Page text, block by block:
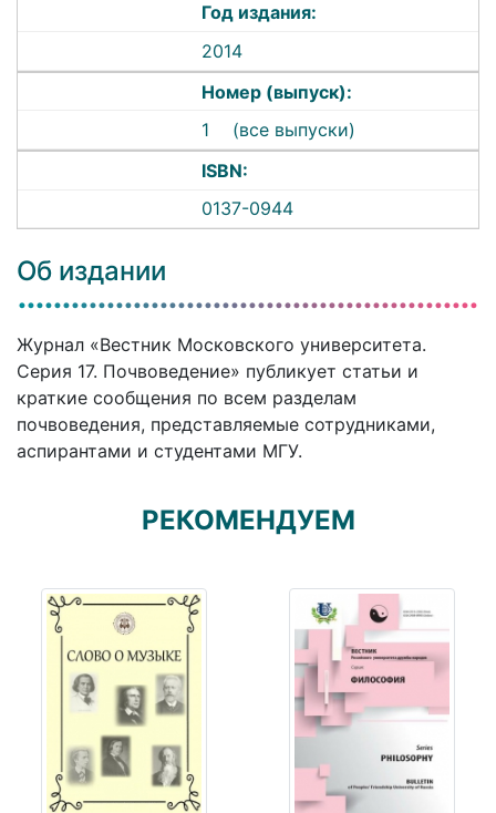
Год издания:
2014
Номер (выпуск):
1
(все выпуски)
ISBN:
0137-0944
Об издании
Журнал «Вестник Московского университета.
Серия 17. Почвоведение» публикует статьи и
краткие сообщения по всем разделам
почвоведения, представляемые сотрудниками,
аспирантами и студентами МГУ.
РЕКОМЕНДУЕМ